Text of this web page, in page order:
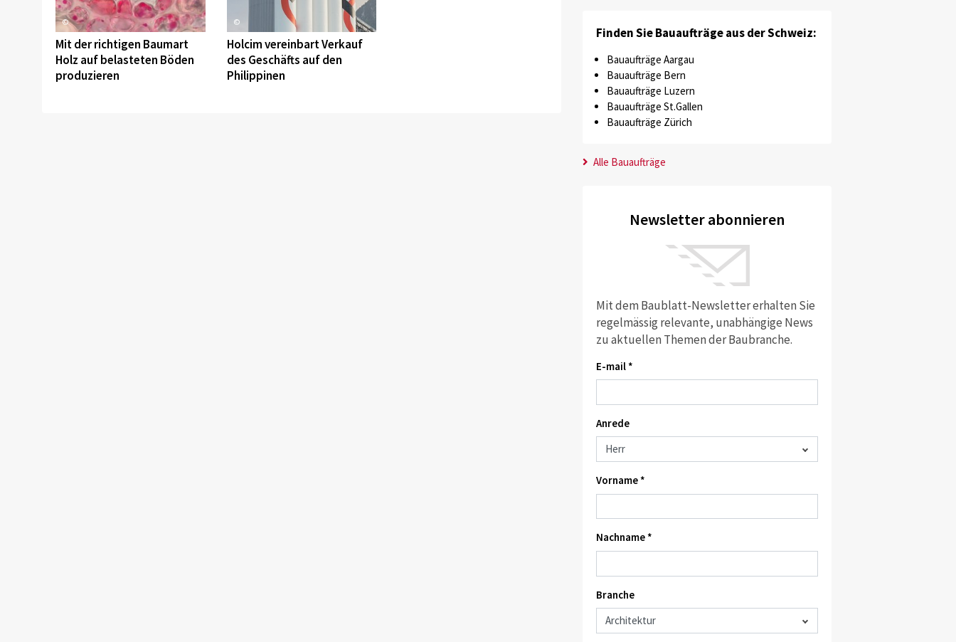
©
Mit der richtigen Baumart
Holz auf belasteten Böden
produzieren
©
Holcim vereinbart Verkauf
des Geschäfts auf den
Philippinen
Finden Sie Bauaufträge aus der Schweiz:
Bauaufträge Aargau
Bauaufträge Bern
Bauaufträge Luzern
Bauaufträge St.Gallen
Bauaufträge Zürich
Alle Bauaufträge
Newsletter abonnieren
Mit dem Baublatt-Newsletter erhalten Sie
regelmässig relevante, unabhängige News
zu aktuellen Themen der Baubranche.
E-mail *
Anrede
Vorname *
Nachname *
Branche